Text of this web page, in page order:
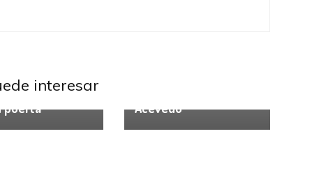
interesar
puerta
Acevedo